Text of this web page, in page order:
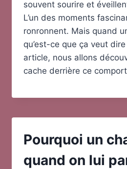
souvent sourire et
L’un des moments
ronronnent. Mais quand
qu’est-ce que ça veut
article, nous allons
cache derrière ce
Pourquoi un
quand on lui